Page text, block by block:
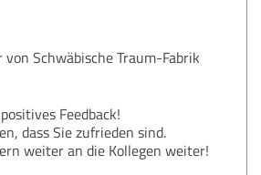
von Schwäbische Traum-Fabrik
Feedback!
dass Sie zufrieden sind.
weiter an die Kollegen weiter!